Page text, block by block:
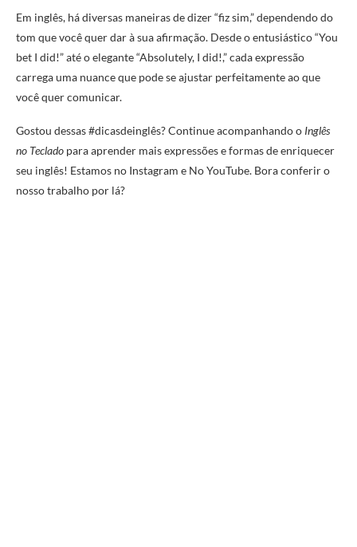
Em inglês, há diversas maneiras de dizer “fiz sim,” dependendo do
tom que você quer dar à sua afirmação. Desde o entusiástico “You
bet I did!” até o elegante “Absolutely, I did!,” cada expressão
carrega uma nuance que pode se ajustar perfeitamente ao que
você quer comunicar.
Gostou dessas #dicasdeinglês? Continue acompanhando o Inglês
no Teclado para aprender mais expressões e formas de enriquecer
seu inglês! Estamos no Instagram e No YouTube. Bora conferir o
nosso trabalho por lá?